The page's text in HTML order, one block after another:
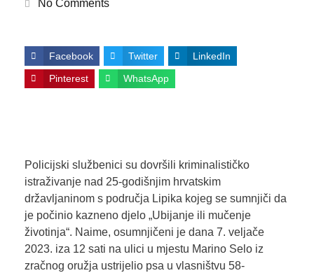
No Comments
Facebook Twitter LinkedIn
Pinterest WhatsApp
Policijski službenici su dovršili kriminalističko
istraživanje nad 25-godišnjim hrvatskim
državljaninom s područja Lipika kojeg se sumnjiči da
je počinio kazneno djelo „Ubijanje ili mučenje
životinja“. Naime, osumnjičeni je dana 7. veljače
2023. iza 12 sati na ulici u mjestu Marino Selo iz
zračnog oružja ustrijelio psa u vlasništvu 58-